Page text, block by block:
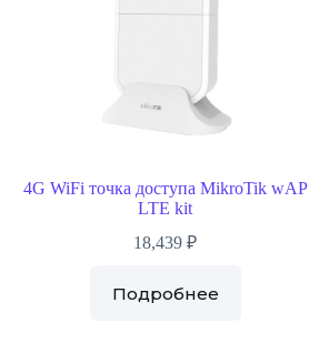
4G WiFi точка доступа MikroTik wAP
LTE kit
18,439₽
Подробнее